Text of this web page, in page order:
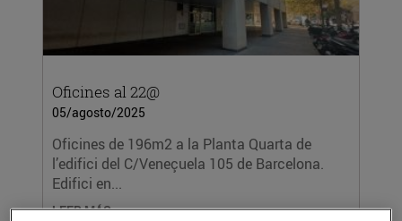
Oficines al 22@
05/agosto/2025
Oficines de 196m2 a la Planta Quarta de
l’edifici del C/Veneçuela 105 de Barcelona.
Edifici en...
LEER MÁS